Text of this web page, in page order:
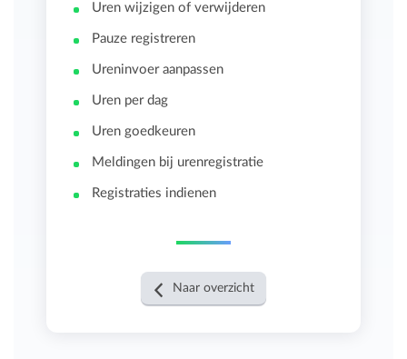
Uren wijzigen of verwijderen
Pauze registreren
Ureninvoer aanpassen
Uren per dag
Uren goedkeuren
Meldingen bij urenregistratie
Registraties indienen
Naar overzicht